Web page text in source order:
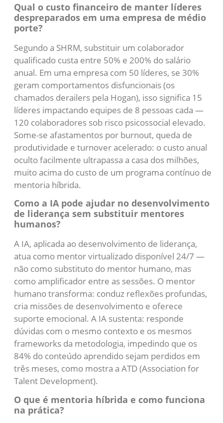
Qual o custo financeiro de manter líderes
despreparados em uma empresa de médio
porte?
Segundo a SHRM, substituir um colaborador
qualificado custa entre 50% e 200% do salário
anual. Em uma empresa com 50 líderes, se 30%
geram comportamentos disfuncionais (os
chamados derailers pela Hogan), isso significa 15
líderes impactando equipes de 8 pessoas cada —
120 colaboradores sob risco psicossocial elevado.
Some-se afastamentos por burnout, queda de
produtividade e turnover acelerado: o custo anual
oculto facilmente ultrapassa a casa dos milhões,
muito acima do custo de um programa contínuo de
mentoria híbrida.
Como a IA pode ajudar no desenvolvimento
de liderança sem substituir mentores
humanos?
A IA, aplicada ao desenvolvimento de liderança,
atua como mentor virtualizado disponível 24/7 —
não como substituto do mentor humano, mas
como amplificador entre as sessões. O mentor
humano transforma: conduz reflexões profundas,
cria missões de desenvolvimento e oferece
suporte emocional. A IA sustenta: responde
dúvidas com o mesmo contexto e os mesmos
frameworks da metodologia, impedindo que os
84% do conteúdo aprendido sejam perdidos em
três meses, como mostra a ATD (Association for
Talent Development).
O que é mentoria híbrida e como funciona
na prática?